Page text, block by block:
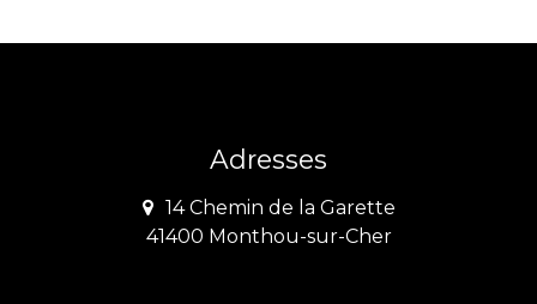
Adresses
14 Chemin de la Garette
41400 Monthou-sur-Cher